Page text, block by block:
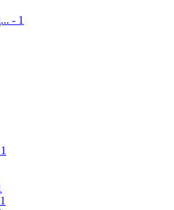
- 1
1
1